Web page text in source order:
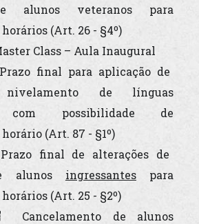
alunos veteranos para
(Art. 26 - §4º)
Class – Aula Inaugural
final para aplicação de
de línguas
com possibilidade de
(Art. 87 - §1º)
final de alterações de
alunos ingressantespara
(Art. 25 - §2º)
de alunos